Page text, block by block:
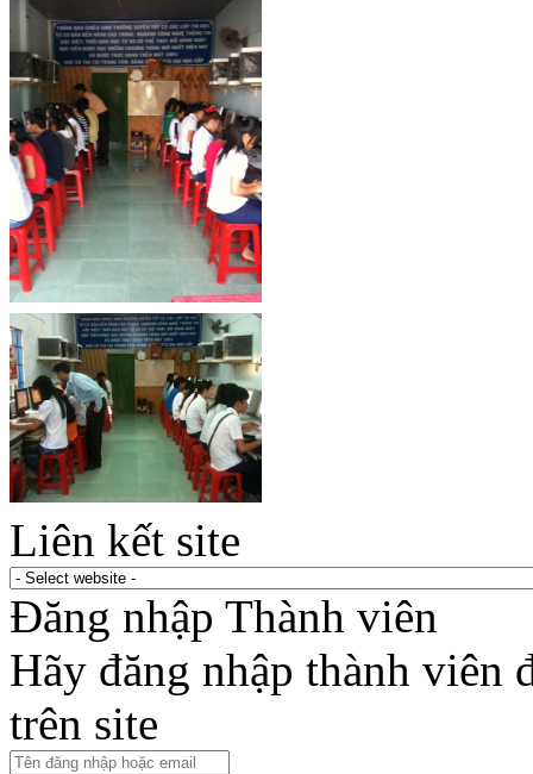
Liên kết site
Đăng nhập Thành viên
Hãy đăng nhập thành viên
trên site